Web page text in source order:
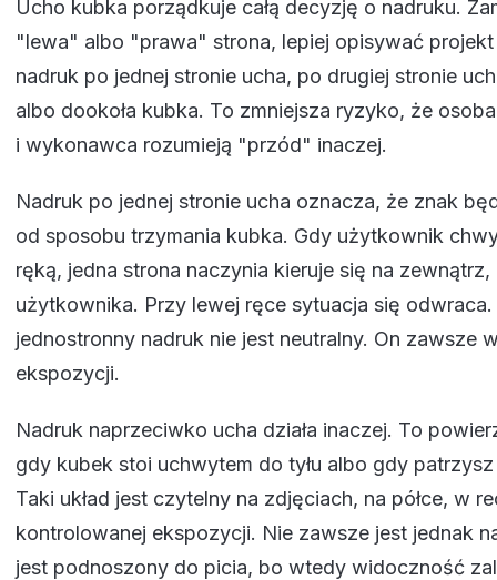
Ucho kubka porządkuje całą decyzję o nadruku.
"lewa" albo "prawa" strona, lepiej opisywać
nadruk po jednej stronie ucha, po drugiej stronie
albo dookoła kubka. To zmniejsza ryzyko, że
i wykonawca rozumieją "przód" inaczej.
Nadruk po jednej stronie ucha oznacza, że znak
od sposobu trzymania kubka. Gdy użytkownik
ręką, jedna strona naczynia kieruje się na
użytkownika. Przy lewej ręce sytuacja się
jednostronny nadruk nie jest neutralny. On zawsze
ekspozycji.
Nadruk naprzeciwko ucha działa inaczej. To
gdy kubek stoi uchwytem do tyłu albo gdy
Taki układ jest czytelny na zdjęciach, na półce, w
kontrolowanej ekspozycji. Nie zawsze jest jednak
jest podnoszony do picia, bo wtedy widoczność